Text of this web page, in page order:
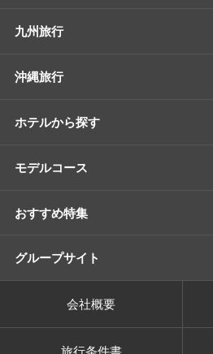
九州旅行
沖縄旅行
ホテルから探す
モデルコース
おすすめ特集
グループサイト
会社概要
旅行条件書